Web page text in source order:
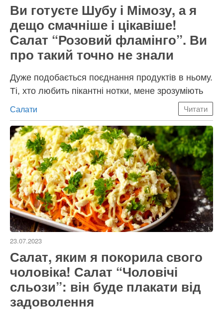
Ви готуєте Шубу і Мімозу, а я
дещо смачніше і цікавіше!
Салат “Розовий фламінго”. Ви
про такий точно не знали
Дуже подобається поєднання продуктів в ньому.
Ті, хто любить пікантні нотки, мене зрозуміють
Категорії
Салати Читати
23.07.2023
Салат, яким я покорила свого
чоловіка! Салат “Чоловічі
сльози”: він буде плакати від
задоволення